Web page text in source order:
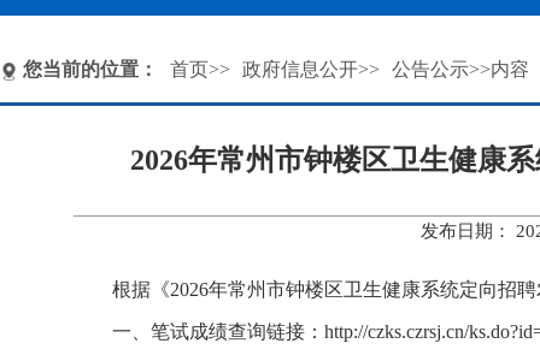
您当前的位置： 首页>> 政府信息公开>> 公告公示>>内容
2026年常州市钟楼区卫生健康
发布日期：
根据《2026年常州市钟楼区卫生健康系统定向招
一、笔试成绩查询链接：http://czks.czrsj.cn/